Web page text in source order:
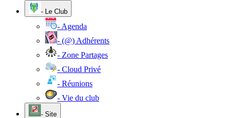
- Le Club
- Agenda
- (@) Adhérents
- Zone Partages
- Cloud Privé
- Réunions
- Vie du club
- Site